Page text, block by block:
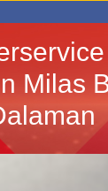
Milas